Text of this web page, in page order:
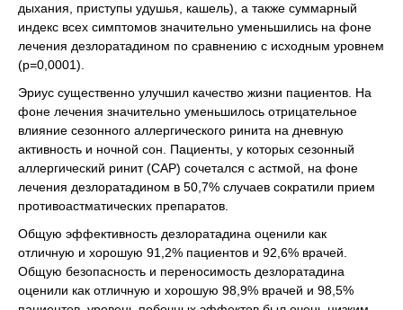
дыхания, приступы удушья, кашель), а также суммарный
индекс всех симптомов значительно уменьшились на фоне
лечения дезлоратадином по сравнению с исходным уровнем
(р=0,0001).
Эриус существенно улучшил качество жизни пациентов. На
фоне лечения значительно уменьшилось отрицательное
влияние сезонного аллергического ринита на дневную
активность и ночной сон. Пациенты, у которых сезонный
аллергический ринит (САР) сочетался с астмой, на фоне
лечения дезлоратадином в 50,7% случаев сократили прием
противоастматических препаратов.
Общую эффективность дезлоратадина оценили как
отличную и хорошую 91,2% пациентов и 92,6% врачей.
Общую безопасность и переносимость дезлоратадина
оценили как отличную и хорошую 98,9% врачей и 98,5%